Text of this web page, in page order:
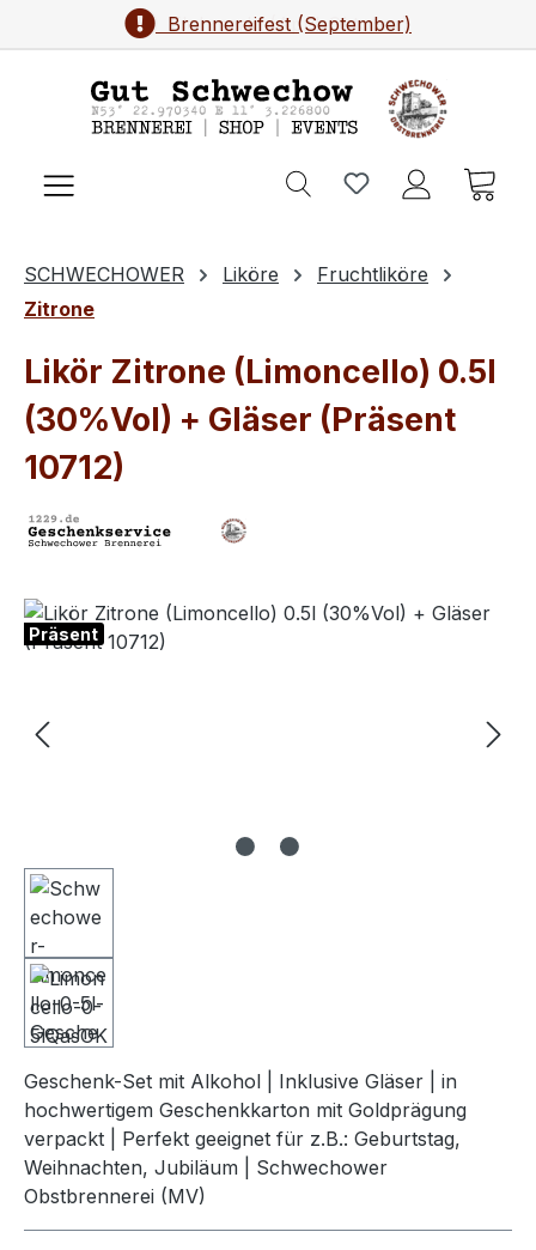
Zum Hauptinhalt springenBrennereifest (September)
SCHWECHOWER Liköre
Fruchtliköre
Zitrone
Likör Zitrone (Limoncello) 0.5l
(30%Vol) + Gläser (Präsent
10712)
Bildergalerie überspringen
Präsent
Geschenk-Set mit Alkohol | Inklusive Gläser | in
hochwertigem Geschenkkarton mit Goldprägung
verpackt | Perfekt geeignet für z.B.: Geburtstag,
Weihnachten, Jubiläum | Schwechower
Obstbrennerei (MV)